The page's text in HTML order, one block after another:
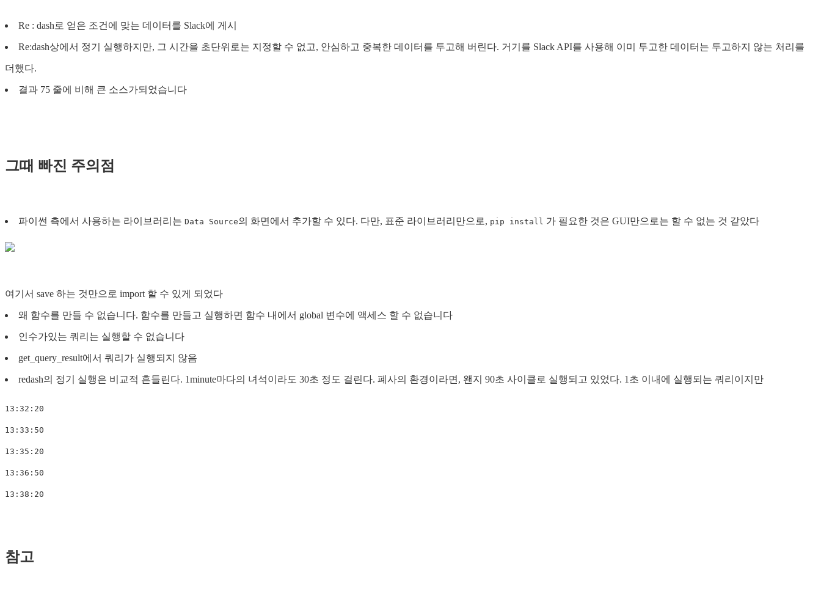
Re : dash로 얻은 조건에 맞는 데이터를 Slack에 게시
Re:dash상에서 정기 실행하지만, 그 시간을 초단위로는 지정할 수 없고, 안심하고 중복한 데이터를 투고해 버린다. 거기를 Slack API를 사용해 이미 투고한 데이터는 투고하지 않는 처리를
더했다.
결과 75 줄에 비해 큰 소스가되었습니다
그때 빠진 주의점
파이썬 측에서 사용하는 라이브러리는 Data Source의 화면에서 추가할 수 있다. 다만, 표준 라이브러리만으로, pip install 가 필요한 것은 GUI만으로는 할 수 없는 것 같았다
여기서 save 하는 것만으로 import 할 수 있게 되었다
왜 함수를 만들 수 없습니다. 함수를 만들고 실행하면 함수 내에서 global 변수에 액세스 할 수 없습니다
인수가있는 쿼리는 실행할 수 없습니다
get_query_result에서 쿼리가 실행되지 않음
redash의 정기 실행은 비교적 흔들린다. 1minute마다의 녀석이라도 30초 정도 걸린다. 폐사의 환경이라면, 왠지 90초 사이클로 실행되고 있었다. 1초 이내에 실행되는 쿼리이지만
13:32:20
13:33:50
13:35:20
13:36:50
참고